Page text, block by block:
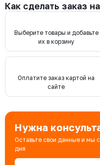
Как сделать заказ
Выберите товары и добавьте
их в корзину
Оплатите заказ картой на
сайте
Нужна
Оставьте свои данные и мы
дня